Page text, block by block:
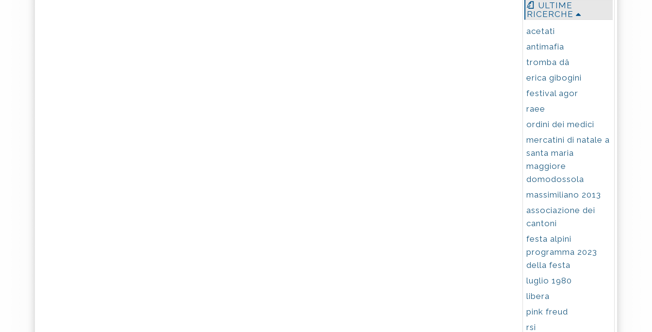
ULTIME
RICERCHE
acetati
antimafia
tromba dâ
erica gibogini
festival agor
raee
ordini dei medici
mercatini di natale a
santa maria
maggiore
domodossola
massimiliano 2013
associazione dei
cantoni
festa alpini
programma 2023
della festa
luglio 1980
libera
pink freud
rsi